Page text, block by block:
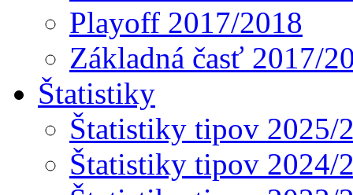
Playoff 2017/2018
Základná časť 2017/
Štatistiky
Štatistiky tipov 2025/
Štatistiky tipov 2024/